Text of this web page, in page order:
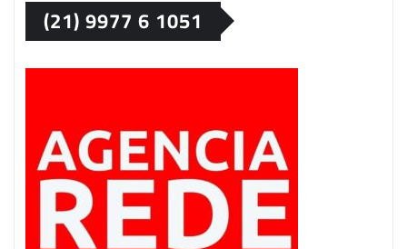
(21) 9977 6 1051